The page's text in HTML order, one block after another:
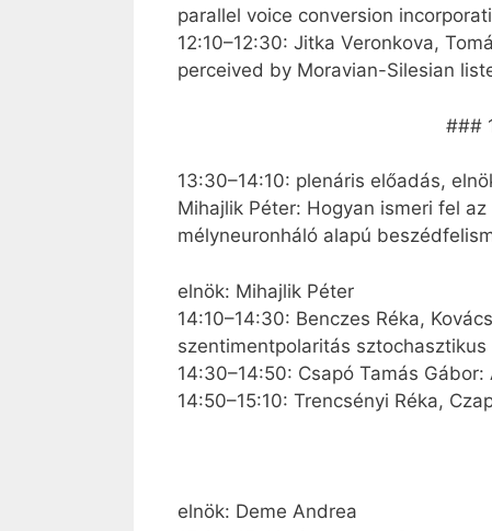
parallel voice conversion
12:10–12:30: Jitka Veronkova,
perceived by Moravian-Silesian
###
13:30–14:10: plenáris előadás,
Mihajlik Péter: Hogyan ismeri fel
mélyneuronháló alapú
elnök: Mihajlik Péter
14:10–14:30: Benczes Réka,
szentimentpolaritás
14:30–14:50: Csapó Tamás
14:50–15:10: Trencsényi Réka,
elnök: Deme Andrea